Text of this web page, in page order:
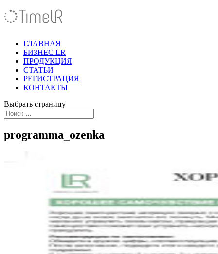
ГЛАВНАЯ
БИЗНЕС LR
ПРОДУКЦИЯ
СТАТЬИ
РЕГИСТРАЦИЯ
КОНТАКТЫ
Выбрать страницу
programma_ozenka